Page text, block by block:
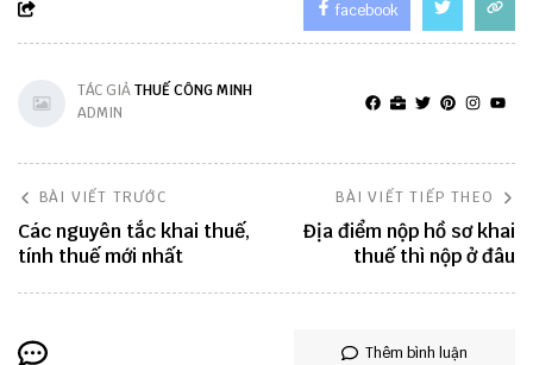
facebook
TÁC GIẢTHUẾ CÔNG MINH
ADMIN
BÀI VIẾT TRƯỚC
Các nguyên tắc khai thuế,
tính thuế mới nhất
BÀI VIẾT TIẾP THEO
Địa điểm nộp hồ sơ khai
thuế thì nộp ở đâu
Thêm bình luận